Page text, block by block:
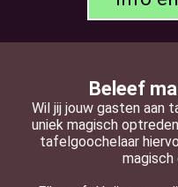
Beleef
Wil jij jouw gasten aan
uniek magisch
tafelgoochelaar